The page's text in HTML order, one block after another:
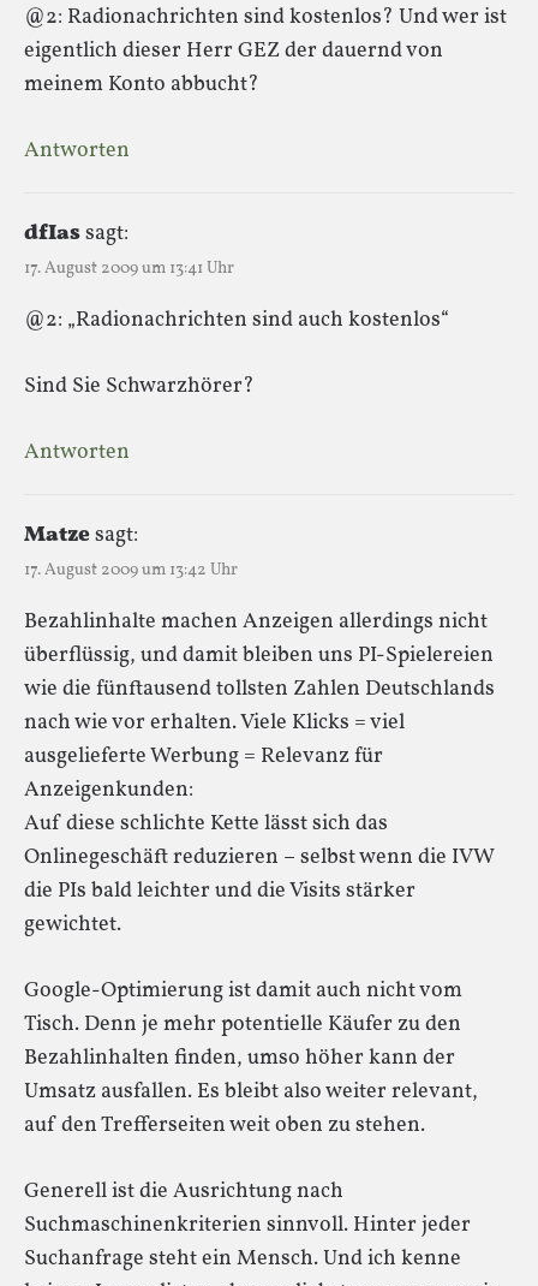
@2: Radionachrichten sind kostenlos? Und wer ist
eigentlich dieser Herr GEZ der dauernd von
meinem Konto abbucht?
Antworten
dfIassagt:
17. August 2009 um 13:41 Uhr
@2: „Radionachrichten sind auch kostenlos“
Sind Sie Schwarzhörer?
Antworten
Matzesagt:
17. August 2009 um 13:42 Uhr
Bezahlinhalte machen Anzeigen allerdings nicht
überflüssig, und damit bleiben uns PI-Spielereien
wie die fünftausend tollsten Zahlen Deutschlands
nach wie vor erhalten. Viele Klicks = viel
ausgelieferte Werbung = Relevanz für
Anzeigenkunden:
Auf diese schlichte Kette lässt sich das
Onlinegeschäft reduzieren – selbst wenn die IVW
die PIs bald leichter und die Visits stärker
gewichtet.
Google-Optimierung ist damit auch nicht vom
Tisch. Denn je mehr potentielle Käufer zu den
Bezahlinhalten finden, umso höher kann der
Umsatz ausfallen. Es bleibt also weiter relevant,
auf den Trefferseiten weit oben zu stehen.
Generell ist die Ausrichtung nach
Suchmaschinenkriterien sinnvoll. Hinter jeder
Suchanfrage steht ein Mensch. Und ich kenne